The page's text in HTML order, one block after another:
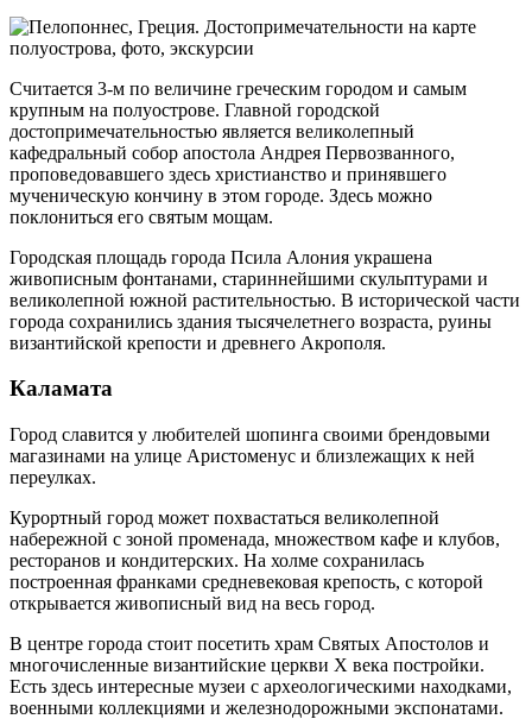
Считается 3-м по величине греческим городом и самым
крупным на полуострове. Главной городской
достопримечательностью является великолепный
кафедральный собор апостола Андрея Первозванного,
проповедовавшего здесь христианство и принявшего
мученическую кончину в этом городе. Здесь можно
поклониться его святым мощам.
Городская площадь города Псила Алония украшена
живописным фонтанами, стариннейшими скульптурами и
великолепной южной растительностью. В исторической части
города сохранились здания тысячелетнего возраста, руины
византийской крепости и древнего Акрополя.
Каламата
Город славится у любителей шопинга своими брендовыми
магазинами на улице Аристоменус и близлежащих к ней
переулках.
Курортный город может похвастаться великолепной
набережной с зоной променада, множеством кафе и клубов,
ресторанов и кондитерских. На холме сохранилась
построенная франками средневековая крепость, с которой
открывается живописный вид на весь город.
В центре города стоит посетить храм Святых Апостолов и
многочисленные византийские церкви X века постройки.
Есть здесь интересные музеи с археологическими находками,
военными коллекциями и железнодорожными экспонатами.